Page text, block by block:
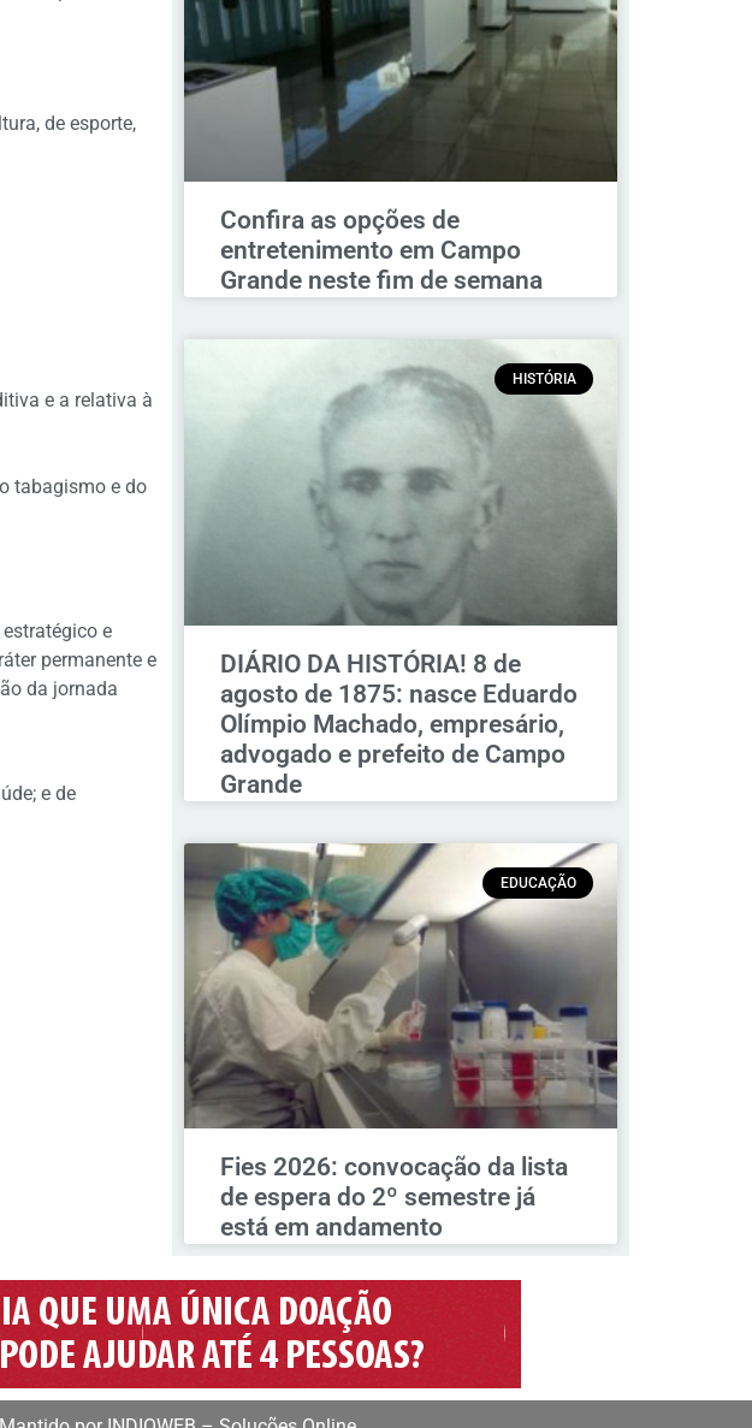
de esporte,
e a relativa à
tabagismo e do
e
permanente e
da jornada
e de
Confira as opções de
entretenimento em Campo
Grande neste fim de semana
HISTÓRIA
DIÁRIO DA HISTÓRIA! 8 de
agosto de 1875: nasce Eduardo
Olímpio Machado, empresário,
advogado e prefeito de Campo
Grande
EDUCAÇÃO
Fies 2026: convocação da lista
de espera do 2º semestre já
está em andamento